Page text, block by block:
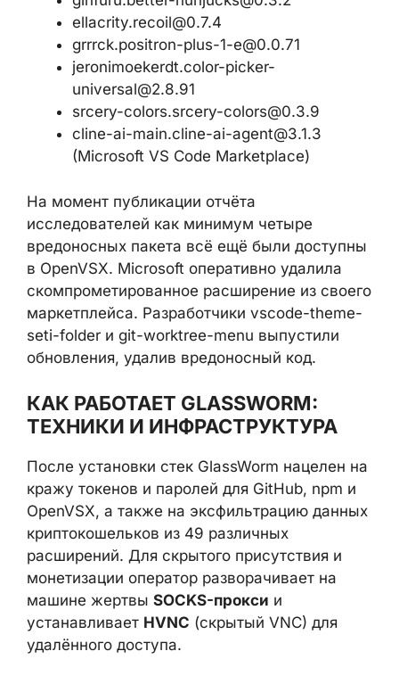
ellacrity.recoil@0.7.4
grrrck.positron-plus-1-e@0.0.71
jeronimoekerdt.color-picker-
universal@2.8.91
srcery-colors.srcery-colors@0.3.9
cline-ai-main.cline-ai-agent@3.1.3
(Microsoft VS Code Marketplace)
На момент публикации отчёта
исследователей как минимум четыре
вредоносных пакета всё ещё были доступны
в OpenVSX. Microsoft оперативно удалила
скомпрометированное расширение из своего
маркетплейса. Разработчики vscode-theme-
seti-folder и git-worktree-menu выпустили
обновления, удалив вредоносный код.
КАК РАБОТАЕТ GLASSWORM:
ТЕХНИКИ И ИНФРАСТРУКТУРА
После установки стек GlassWorm нацелен на
кражу токенов и паролей для GitHub, npm и
OpenVSX, а также на эксфильтрацию данных
криптокошельков из 49 различных
расширений. Для скрытого присутствия и
монетизации оператор разворачивает на
машине жертвы SOCKS-прокси и
устанавливает HVNC (скрытый VNC) для
удалённого доступа.